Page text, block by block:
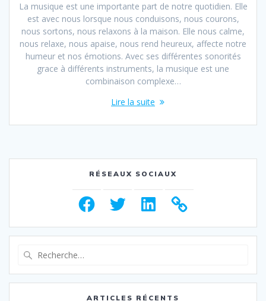
La musique est une importante part de notre quotidien. Elle
est avec nous lorsque nous conduisons, nous courons,
nous sortons, nous relaxons à la maison. Elle nous calme,
nous relaxe, nous apaise, nous rend heureux, affecte notre
humeur et nos émotions. Avec ses différentes sonorités
grace à différents instruments, la musique est une
combinaison complexe…
Lire la suite
RÉSEAUX SOCIAUX
FacebookTwitter LinkedIn
:
ARTICLES RÉCENTS